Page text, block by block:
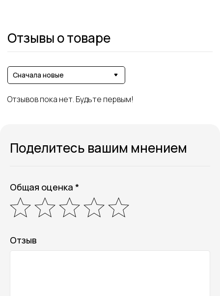
Отзывы о товаре
Сначала новые
Отзывов пока нет. Будьте первым!
Поделитесь вашим мнением
Общая оценка *
Отзыв